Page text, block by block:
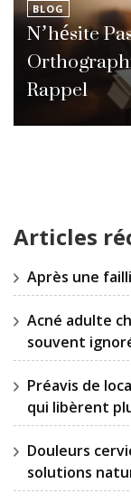
BLOG
N’hésite
Rappel
Articles
Après une
Acné adulte
souvent
Préavis de
qui libèrent
Douleurs
solutions